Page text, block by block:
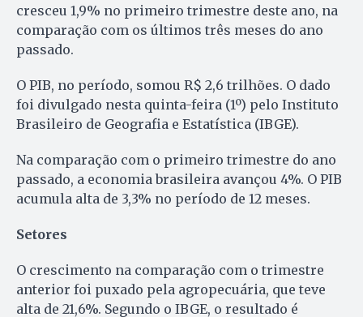
cresceu 1,9% no primeiro trimestre deste ano, na
comparação com os últimos três meses do ano
passado.
O PIB, no período, somou R$ 2,6 trilhões. O dado
foi divulgado nesta quinta-feira (1º) pelo Instituto
Brasileiro de Geografia e Estatística (IBGE).
Na comparação com o primeiro trimestre do ano
passado, a economia brasileira avançou 4%. O PIB
acumula alta de 3,3% no período de 12 meses.
Setores
O crescimento na comparação com o trimestre
anterior foi puxado pela agropecuária, que teve
alta de 21,6%. Segundo o IBGE, o resultado é